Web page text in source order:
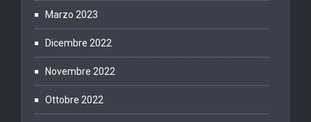
Marzo 2023
Dicembre 2022
Novembre 2022
Ottobre 2022